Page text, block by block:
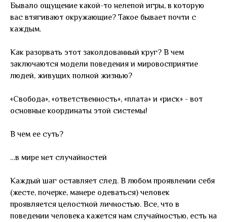
Бывало ощущение какой-то нелепой игры, в которую
вас втягивают окружающие? Такое бывает почти с
каждым.
Как разорвать этот заколдованный круг? В чем
заключаются модели поведения и мировосприятие
людей, живущих полной жизнью?
«Свобода», «ответственность», «плата» и «риск» - вот
основные координаты этой системы!
В чем ее суть?
…в мире нет случайностей
Каждый шаг оставляет след. В любом проявлении себя
(жесте, почерке, манере одеваться) человек
проявляется целостной личностью. Все, что в
поведении человека кажется нам случайностью, есть на